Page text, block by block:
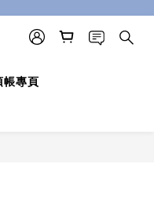
專頁